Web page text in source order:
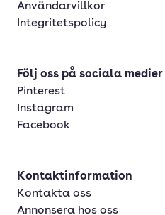
Användarvillkor
Integritetspolicy
Följ oss på sociala medier
Pinterest
Instagram
Facebook
Kontaktinformation
Kontakta oss
Annonsera hos oss